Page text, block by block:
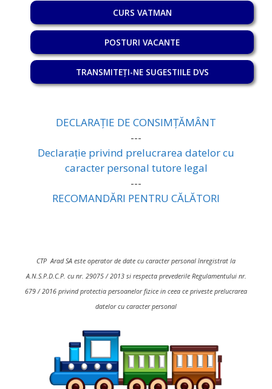
CURS VATMAN
POSTURI VACANTE
TRANSMITEȚI-NE SUGESTIILE DVS
DECLARAȚIE DE CONSIMȚĂMÂNT
---
Declarație privind prelucrarea datelor cu
caracter personal tutore legal
---
RECOMANDĂRI PENTRU CĂLĂTORI
CTP Arad SA este operator de date cu caracter personal înregistrat la
A.N.S.P.D.C.P. cu nr. 29075 / 2013 si respecta prevederile Regulamentului nr.
679 / 2016 privind protectia persoanelor fizice in ceea ce priveste prelucrarea
datelor cu caracter personal